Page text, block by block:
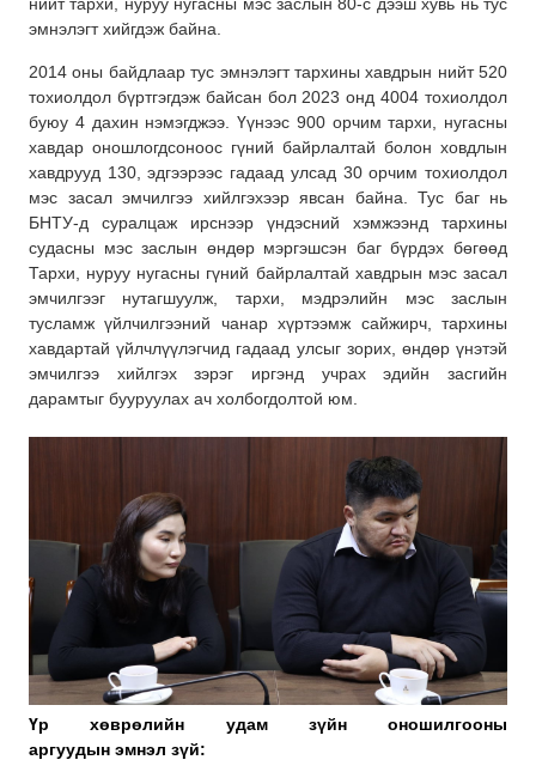
эмнэлэгт хийгдэж байна.
2014 оны байдлаар тус эмнэлэгт тархины хавдрын нийт 520
тохиолдол бүртгэгдэж байсан бол 2023 онд 4004 тохиолдол
буюу 4 дахин нэмэгджээ. Үүнээс 900 орчим тархи, нугасны
хавдар оношлогдсоноос гүний байрлалтай болон ховдлын
хавдрууд 130, эдгээрээс гадаад улсад 30 орчим тохиолдол
мэс засал эмчилгээ хийлгэхээр явсан байна. Тус баг нь
БНТУ-д суралцаж ирснээр үндэсний хэмжээнд тархины
судасны мэс заслын өндөр мэргэшсэн баг бүрдэх бөгөөд
Тархи, нуруу нугасны гүний байрлалтай хавдрын мэс засал
эмчилгээг нутагшуулж, тархи, мэдрэлийн мэс заслын
тусламж үйлчилгээний чанар хүртээмж сайжирч, тархины
хавдартай үйлчлүүлэгчид гадаад улсыг зорих, өндөр үнэтэй
эмчилгээ хийлгэх зэрэг иргэнд учрах эдийн засгийн
дарамтыг бууруулах ач холбогдолтой юм.
Үр хөврөлийн удам зүйноношилгооны
аргуудын эмнэл зүй: